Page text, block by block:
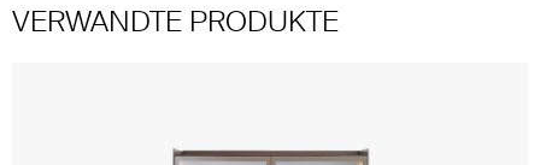
VERWANDTE PRODUKTE